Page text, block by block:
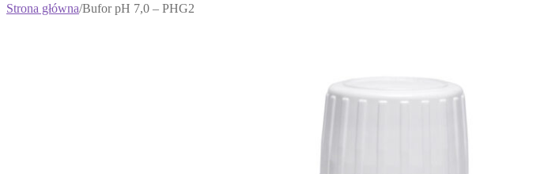
Strona główna/Bufor pH 7,0 – PHG2